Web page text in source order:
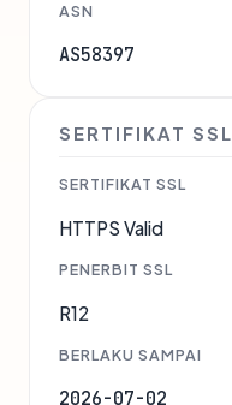
ASN
AS58397
SERTIFIKAT SSL
SERTIFIKAT SSL
HTTPS Valid
PENERBIT SSL
R12
BERLAKU SAMPAI
2026-07-02